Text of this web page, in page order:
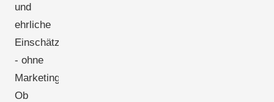
und
ehrliche
Einschätzungen
- ohne
Marketingsprache.
Ob